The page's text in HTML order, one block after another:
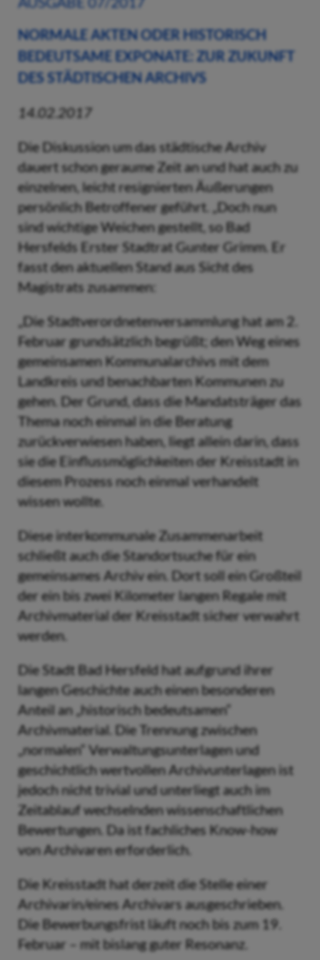
NORMALE AKTEN ODER HISTORISCH
BEDEUTSAME EXPONATE: ZUR ZUKUNFT
DES STÄDTISCHEN ARCHIVS
14.02.2017
Die Diskussion um das städtische Archiv
dauert schon geraume Zeit an und hat auch zu
einzelnen, leicht resignierten Äußerungen
persönlich Betroffener geführt. „Doch nun
sind wichtige Weichen gestellt, so Bad
Hersfelds Erster Stadtrat Gunter Grimm. Er
fasst den aktuellen Stand aus Sicht des
Magistrats zusammen:
„Die Stadtverordnetenversammlung hat am 2.
Februar grundsätzlich begrüßt; den Weg eines
gemeinsamen Kommunalarchivs mit dem
Landkreis und benachbarten Kommunen zu
gehen. Der Grund, dass die Mandatsträger das
Thema noch einmal in die Beratung
zurückverwiesen haben, liegt allein darin, dass
sie die Einflussmöglichkeiten der Kreisstadt in
diesem Prozess noch einmal verhandelt
wissen wollte.
Diese interkommunale Zusammenarbeit
schließt auch die Standortsuche für ein
gemeinsames Archiv ein. Dort soll ein Großteil
der ein bis zwei Kilometer langen Regale mit
Archivmaterial der Kreisstadt sicher verwahrt
werden.
Die Stadt Bad Hersfeld hat aufgrund ihrer
langen Geschichte auch einen besonderen
Anteil an „historisch bedeutsamen“
Archivmaterial. Die Trennung zwischen
„normalen“ Verwaltungsunterlagen und
geschichtlich wertvollen Archivunterlagen ist
jedoch nicht trivial und unterliegt auch im
Zeitablauf wechselnden wissenschaftlichen
Bewertungen. Da ist fachliches Know-how
von Archivaren erforderlich.
Die Kreisstadt hat derzeit die Stelle einer
Archivarin/eines Archivars ausgeschrieben.
Die Bewerbungsfrist läuft noch bis zum 19.
Februar – mit bislang guter Resonanz.